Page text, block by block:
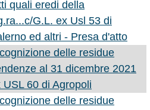
quali eredi della
G.L. ex Usl 53 di
ed altri - Presa d'atto
delle residue
al 31 dicembre 2021
USL 60 di Agropoli
delle residue